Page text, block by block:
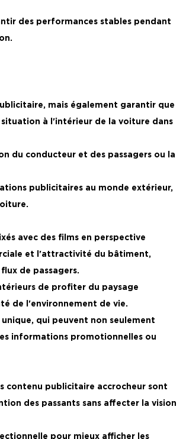
des performances stables pendant
mais également garantir que
situation à l'intérieur de la voiture dans
du conducteur et des passagers ou la
publicitaires au monde extérieur,
avec des films en perspective
et l'attractivité du bâtiment,
de passagers.
de profiter du paysage
de l'environnement de vie.
qui peuvent non seulement
informations promotionnelles ou
contenu publicitaire accrocheur sont
des passants sans affecter la vision
pour mieux afficher les